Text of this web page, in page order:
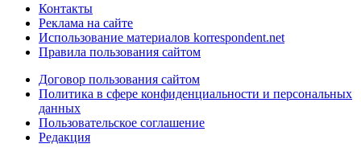
Контакты
Реклама на сайте
Использование материалов korrespondent.net
Правила пользования сайтом
Договор пользования сайтом
Политика в сфере конфиденциальности и персональных
данных
Пользовательское соглашение
Редакция